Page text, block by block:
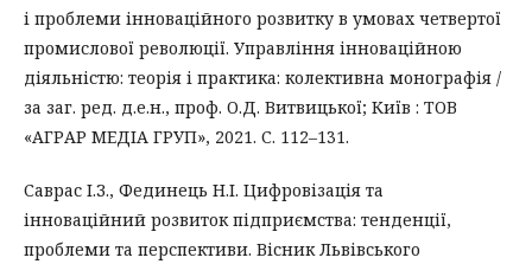
і проблеми інноваційного розвитку в умовах четвертої
промислової революції. Управління інноваційною
діяльністю: теорія і практика: колективна монографія /
за заг. ред. д.е.н., проф. О.Д. Витвицької; Київ : ТОВ
«АГРАР МЕДІА ГРУП», 2021. С. 112–131.
Саврас І.З., Фединець Н.І. Цифровізація та
інноваційний розвиток підприємства: тенденції,
проблеми та перспективи. Вісник Львівського